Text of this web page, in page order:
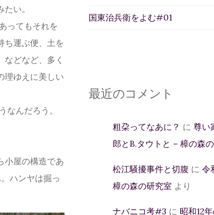
い。
ってもそれを
ち運ぶ便、土を
どなど、多く
理ゆえに美しい
んだろう。
小屋の構造であ
ハンヤは掘っ
国東治兵衛をよむ#01
最近のコメント
粗朶ってなあに？ に 尊い
郎とB.タウトと – 樟の森
松江騒擾事件と切腹 に 令
樟の森の研究室 より
ナバニコ考#3 に 昭和12